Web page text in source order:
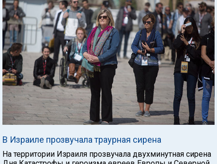
В Израиле прозвучала траурная сирена
На территории Израиля прозвучала двухминутная сирена